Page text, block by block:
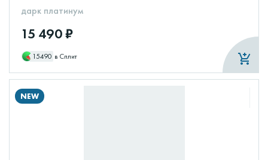
дарк платинум
15 490 ₽
15490 в Сплит
NEW